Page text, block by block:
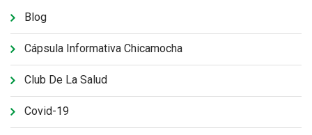
Blog
Cápsula Informativa Chicamocha
Club De La Salud
Covid-19